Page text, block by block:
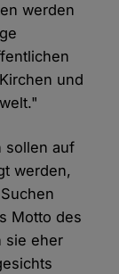
werden
und
sollen auf
werden,
Motto des
sie eher